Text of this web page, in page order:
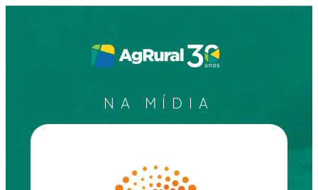
NA MÍDIA